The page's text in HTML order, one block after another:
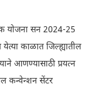
योजना सन 2024-25
काळात जिल्ह्यातील
आणण्यासाठी प्रयत्न
कन्वेन्शन सेंटर